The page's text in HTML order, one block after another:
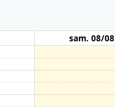
sam. 08/08